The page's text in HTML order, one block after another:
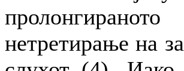
пролонгираното
нетретирање на